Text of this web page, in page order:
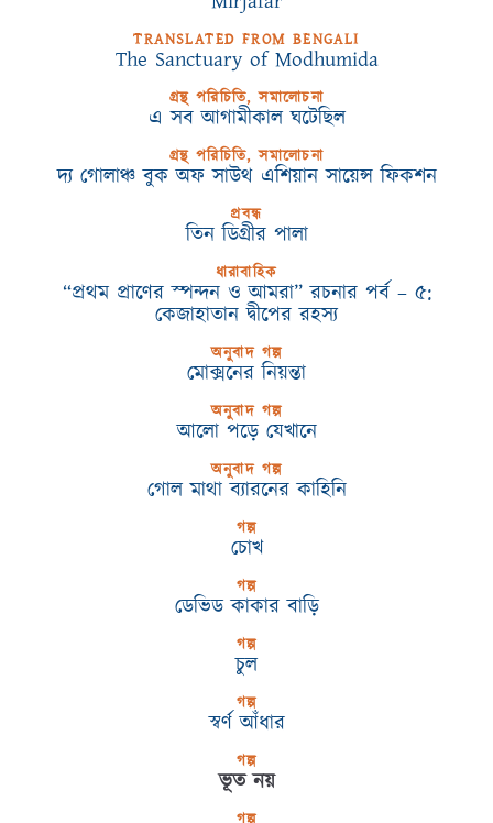
TRANSLATED FROM BENGALI
The Sanctuary of Modhumida
গ্রন্থ পরিচিতি, সমালোচনা
এ সব আগামীকাল ঘটেছিল
গ্রন্থ পরিচিতি, সমালোচনা
দ্য গোলাঞ্চ বুক অফ সাউথ এশিয়ান সায়েন্স ফিকশন
প্রবন্ধ
তিন ডিগ্রীর পালা
ধারাবাহিক
“প্রথম প্রাণের স্পন্দন ও আমরা” রচনার পর্ব – ৫:
কেজাহাতান দ্বীপের রহস্য
অনুবাদ গল্প
মোক্সনের নিয়ন্তা
অনুবাদ গল্প
আলো পড়ে যেখানে
অনুবাদ গল্প
গোল মাথা ব্যারনের কাহিনি
গল্প
চোখ
গল্প
ডেভিড কাকার বাড়ি
গল্প
চুল
গল্প
স্বর্ণ আঁধার
গল্প
ভূত নয়